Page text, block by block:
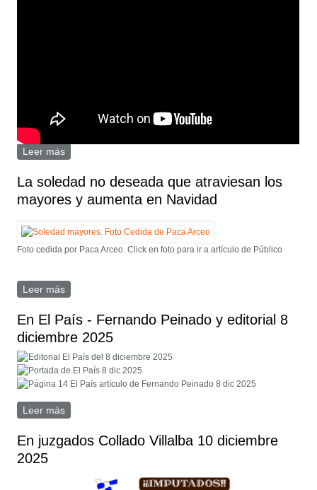
Leer más
La soledad no deseada que atraviesan los
mayores y aumenta en Navidad
Foto cedida por Paca Arceo. Click en foto para ir a artículo de Público
Leer más
En El País - Fernando Peinado y editorial 8
diciembre 2025
Leer más
En juzgados Collado Villalba 10 diciembre
2025